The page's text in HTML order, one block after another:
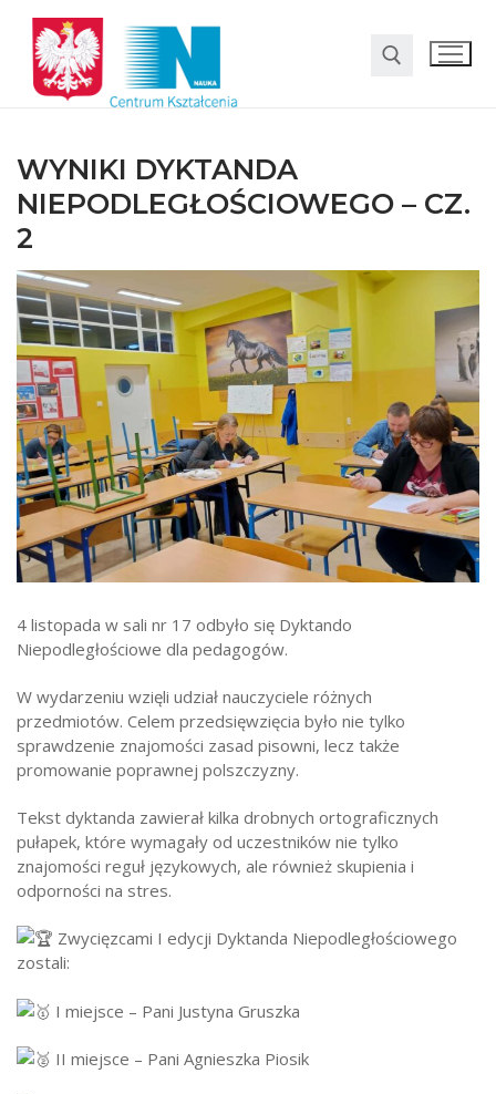
O nas
Oferta
LO SMS Talent
Strefa rodzica
Strefa ucznia
Bursa/Internat
Oferty pracy dla pracowników
WYNIKI DYKTANDA
NIEPODLEGŁOŚCIOWEGO – CZ.
2
4 listopada w sali nr 17 odbyło się Dyktando
Niepodległościowe dla pedagogów.
W wydarzeniu wzięli udział nauczyciele różnych
przedmiotów. Celem przedsięwzięcia było nie tylko
sprawdzenie znajomości zasad pisowni, lecz także
promowanie poprawnej polszczyzny.
Tekst dyktanda zawierał kilka drobnych ortograficznych
pułapek, które wymagały od uczestników nie tylko
znajomości reguł językowych, ale również skupienia i
odporności na stres.
Zwycięzcami I edycji Dyktanda Niepodległościowego
zostali:
I miejsce – Pani Justyna Gruszka
II miejsce – Pani Agnieszka Piosik